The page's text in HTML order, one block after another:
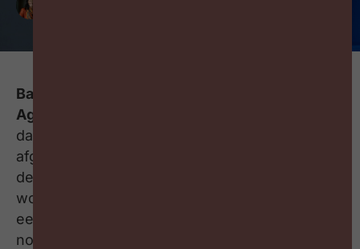
Bart Steukers, CEO van technologiefederatie
Agoria
dat de federale regering vandaag heeft
afgeklopt. Er komt een cheque tot 750 euro. Of
de premie uitbetaald wordt moet onderhandeld
worden tussen vakbonden en werkgevers,
eerst op sectorniveau en daarna eventueel
nog op bedrijfsniveau.